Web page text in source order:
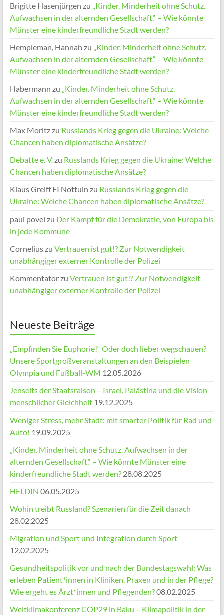
Brigitte Hasenjürgen zu „Kinder. Minderheit ohne Schutz.
Aufwachsen in der alternden Gesellschaft.“ – Wie könnte
Münster eine kinderfreundliche Stadt werden?
Hempleman, Hannah zu „Kinder. Minderheit ohne Schutz.
Aufwachsen in der alternden Gesellschaft.“ – Wie könnte
Münster eine kinderfreundliche Stadt werden?
Habermann zu „Kinder. Minderheit ohne Schutz.
Aufwachsen in der alternden Gesellschaft.“ – Wie könnte
Münster eine kinderfreundliche Stadt werden?
Max Moritzzu Russlands Krieg gegen die Ukraine: Welche
Chancen haben diplomatische Ansätze?
Debatte e. V.zu Russlands Krieg gegen die Ukraine: Welche
Chancen haben diplomatische Ansätze?
Klaus Greiff FI Nottuln zu Russlands Krieg gegen die
Ukraine: Welche Chancen haben diplomatische Ansätze?
paul povel zu Der Kampf für die Demokratie, von Europa bis
in jede Kommune
Corneliuszu Vertrauen ist gut!? Zur Notwendigkeit
unabhängiger externer Kontrolle der Polizei
Kommentatorzu Vertrauen ist gut!? Zur Notwendigkeit
unabhängiger externer Kontrolle der Polizei
Neueste Beiträge
„Empfinden Sie Euphorie!“ Oder doch lieber wegschauen?
Unsere Sportgroßveranstaltungen an den Beispielen
Olympia und Fußball-WM 12.05.2026
Jenseits der Staatsraison – Israel, Palästina und die Vision
menschlicher Gleichheit 19.12.2025
Weniger Stress, mehr Stadt: mit smarter Politik für Rad und
Auto! 19.09.2025
„Kinder. Minderheit ohne Schutz. Aufwachsen in der
alternden Gesellschaft.“ – Wie könnte Münster eine
kinderfreundliche Stadt werden? 28.08.2025
HELDIN 06.05.2025
Wohin treibt Russland? Szenarien für die Zeit danach
28.02.2025
Migration und Sport und Integration durch Sport
12.02.2025
Gesundheitspolitik vor und nach der Bundestagswahl: Was
erleben Patient*innen in Kliniken, Praxen und in der Pflege?
Wie ergeht es Ärzt*innen und Pflegenden?08.02.2025
Weltklimakonferenz COP29 in Baku – Klimapolitik in der